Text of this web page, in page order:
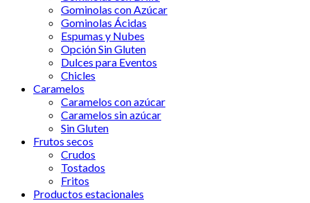
Gominolas con Azúcar
Gominolas Ácidas
Espumas y Nubes
Opción Sin Gluten
Dulces para Eventos
Chicles
Caramelos
Caramelos con azúcar
Caramelos sin azúcar
Sin Gluten
Frutos secos
Crudos
Tostados
Fritos
Productos estacionales